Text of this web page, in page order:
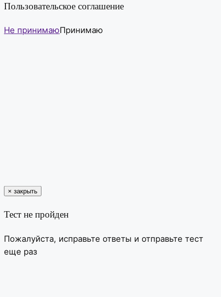
Пользовательское соглашение
Не принимаюПринимаю
× закрыть
Тест не пройден
Пожалуйста, исправьте ответы и отправьте тест
еще раз